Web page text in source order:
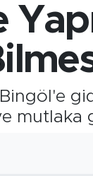
mutlaka